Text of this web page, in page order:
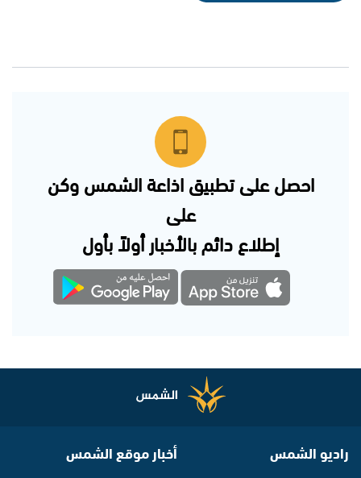
احصل على تطبيق اذاعة الشمس وكن
على
إطلاع دائم بالأخبار أولاً بأول
راديو الشمس أخبار موقع الشمس